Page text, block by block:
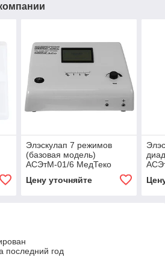
Элэскулап 7 режимов
(базовая модель)
АСЭтМ-01/6 МедТеко
Цену уточняйте
последний год